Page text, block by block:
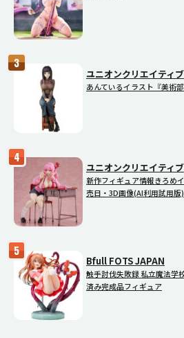
ユニオンクリエイティブ
あんているイラスト『美術
ユニオンクリエイティブ
新作フィギュア情報きろめ
売日・3D画像(AI利用試用
Bfull FOTS JAPAN
触手討伐失敗録 私立魔法学
済み完成品フィギュア